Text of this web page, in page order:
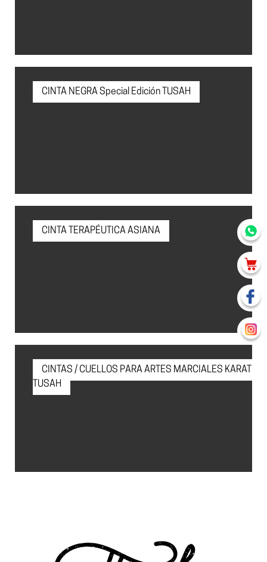
CINTA NEGRA Special Edición TUSAH
CINTA TERAPÉUTICA ASIANA
CINTAS / CUELLOS PARA ARTES MARCIALES KARATE
TUSAH